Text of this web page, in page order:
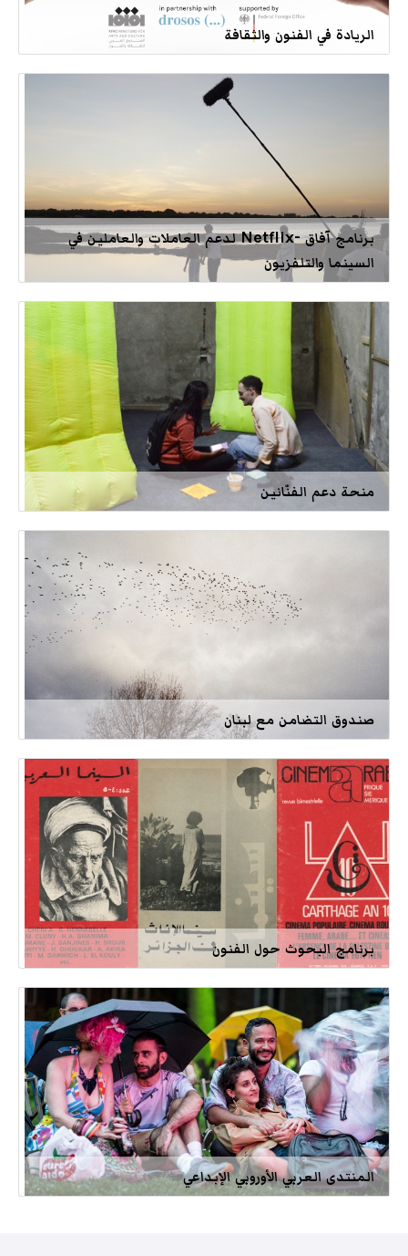
الريادة في الفنون والثقافة
برنامج آفاق -Netflix لدعم العاملات والعاملين في
السينما والتلفزيون
منحة دعم الفنّانين
صندوق التضامن مع لبنان
برنامج البحوث حول الفنون
المنتدى العربي الأوروبي الإبداعي